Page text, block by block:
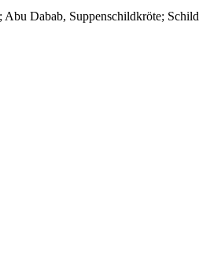
Dabab, Suppenschildkröte;